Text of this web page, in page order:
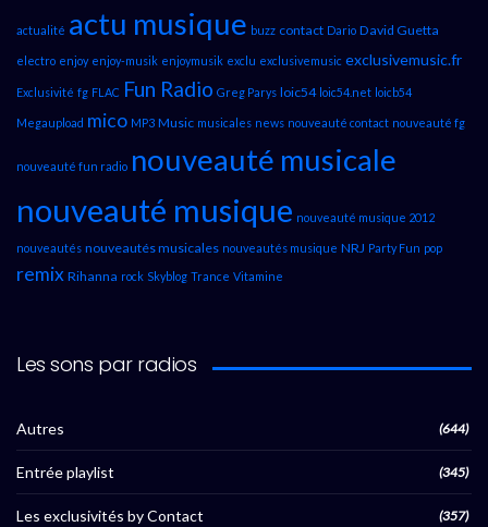
actualité actu musique buzz contact Dario David Guetta
electro enjoy enjoy-musik enjoymusik exclu exclusivemusic exclusivemusic.fr
Exclusivité fg FLAC Fun Radio Greg Parys loic54 loic54.net loicb54
Megaupload mico MP3 Music musicales news nouveauté contact nouveauté fg
nouveauté fun radio nouveauté musicale
nouveauté musique nouveauté musique 2012
nouveautés nouveautés musicales nouveautés musique NRJ Party Fun pop
remix Rihanna rock Skyblog Trance Vitamine
Les sons par radios
Autres (644)
Entrée playlist (345)
Les exclusivités by Contact (357)